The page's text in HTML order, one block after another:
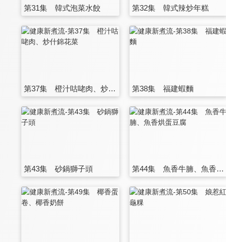
第31集 韓式泡菜水餃 第32集 韓式辣炒年糕
第37集 橙汁咕咾肉、炒什錦花菜 第38集 福建蝦麵
第43集 砂鍋獅子頭 第44集 魚香牛腩、魚香烘蛋豆腐